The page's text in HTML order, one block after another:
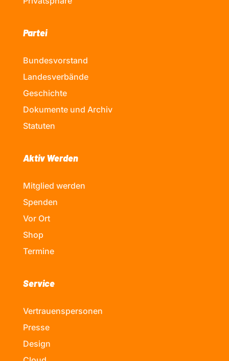
Partei
Bundesvorstand
Landesverbände
Geschichte
Dokumente und Archiv
Statuten
Aktiv Werden
Mitglied werden
Spenden
Vor Ort
Shop
Termine
Service
Vertrauenspersonen
Presse
Design